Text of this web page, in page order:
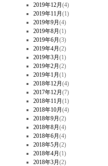
2019年12月 (4)
2019年11月 (1)
2019年9月 (4)
2019年8月 (1)
2019年6月 (3)
2019年4月 (2)
2019年3月 (1)
2019年2月 (2)
2019年1月 (1)
2018年12月 (4)
2017年12月 (7)
2018年11月 (1)
2018年10月 (4)
2018年9月 (2)
2018年8月 (4)
2018年6月 (4)
2018年5月 (2)
2018年4月 (1)
2018年3月 (2)